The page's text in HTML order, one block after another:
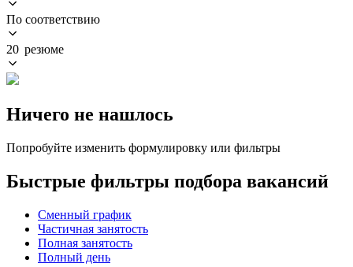
По соответствию
20 резюме
Ничего не нашлось
Попробуйте изменить формулировку или фильтры
Быстрые фильтры подбора вакансий
Сменный график
Частичная занятость
Полная занятость
Полный день